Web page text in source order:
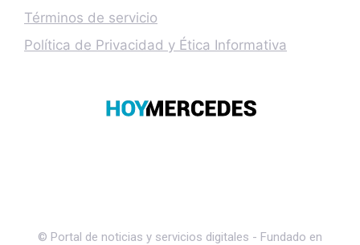
Términos de servicio
Política de Privacidad y Ética Informativa
© Portal de noticias y servicios digitales - Fundado en